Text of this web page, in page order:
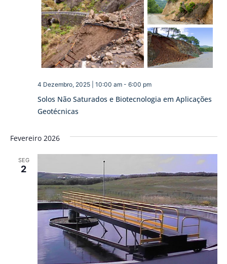
Solos Não Saturados e Biotecnologia em Aplicações
Geotécnicas
4 Dezembro, 2025 | 10:00 am- 6:00 pm
Fevereiro 2026
SEG
2